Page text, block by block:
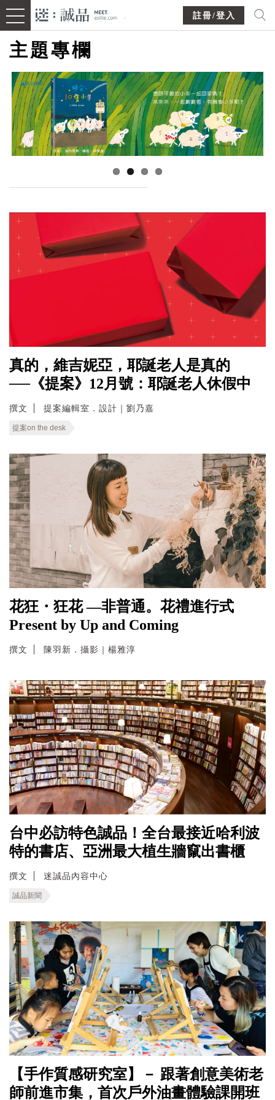
註冊/登入
主題專欄
真的，維吉妮亞，耶誕老人是真的
──《提案》12月號：耶誕老人休假中
撰文 提案編輯室．設計｜劉乃嘉
提案on the desk
花狂・狂花 —非普通。花禮進行式
Present by Up and Coming
撰文 陳羽新．攝影｜楊雅淳
台中必訪特色誠品！全台最接近哈利波
特的書店、亞洲最大植生牆竄出書櫃
撰文 迷誠品內容中心
誠品新聞
【手作質感研究室】－ 跟著創意美術老
師前進市集，首次戶外油畫體驗課開班